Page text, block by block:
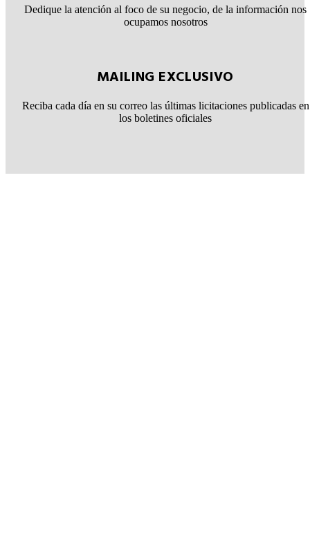
Dedique la atención al foco de su negocio, de la información nos
ocupamos nosotros
MAILING EXCLUSIVO
Reciba cada día en su correo las últimas licitaciones publicadas en
los boletines oficiales